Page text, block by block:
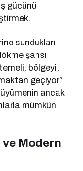
gücünü
sundukları
şansı
bölgeyi,
geçiyor”
ancak
mümkün
Modern